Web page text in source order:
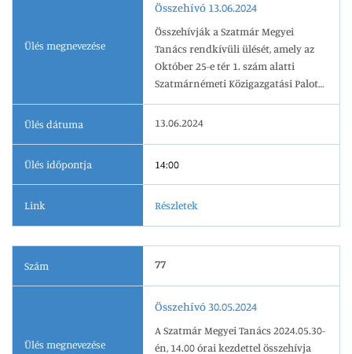
Ülés megnevezése
Összehívó 13.06.2024
Összehívják a Szatmár Megyei
Tanács rendkívüli ülését, amely az
Október 25-e tér 1. szám alatti
Szatmárnémeti Közigazgatási Palota
megszervezésre, 2024.06.13 án 14.00
Ülés dátuma 13.06.2024
Ülés időpontja 14:00
Link Részletek
Szám 77
Ülés megnevezése
Összehívó 30.05.2024
A Szatmár Megyei Tanács 2024.05.30-
én, 14.00 órai kezdettel összehívja